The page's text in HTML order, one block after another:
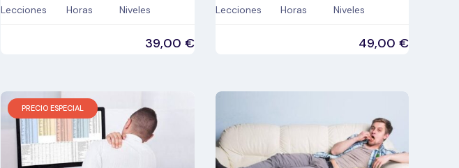
Lecciones
Horas
Niveles
39,00 €
Lecciones
Horas
Niveles
49,00 €
PRECIO ESPECIAL